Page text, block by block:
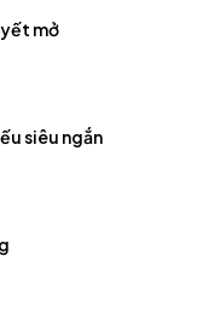
yết mở
siêu ngắn